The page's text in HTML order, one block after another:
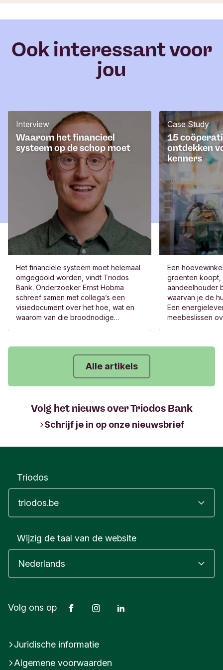
e
Ook interessant voor
jou
Waarom het financieel
systeem op de schop moet
Interview
Het financiële systeem moet helemaal
omgegooid worden, vindt Triodos
Bank. Onderzoeker Ernst Hobma
schreef samen met collega’s een
visiedocument over het hoe, wat en
waarom van die broodnodige
financieel systeem.”
15
ontdekken
kenners
Case Study
Een
groenten koopt,
aandeelhouder
waarvan je de
Een
meebeslissen
Alle artikels
Volg het nieuws over Triodos Bank
Schrijf je in op onze nieuwsbrief
Triodos
Wijzig de taal van de website
Volg ons op FacebookInstagram
Juridische informatie
Algemene voorwaarden